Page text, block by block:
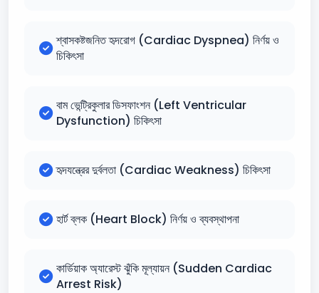
শ্বাসকষ্টজনিত হৃদরোগ (Cardiac Dyspnea) নির্ণয় ও
চিকিৎসা
বাম ভেন্ট্রিকুলার ডিসফাংশন (Left Ventricular
Dysfunction) চিকিৎসা
হৃদযন্ত্রের দুর্বলতা (Cardiac Weakness) চিকিৎসা
হার্ট ব্লক (Heart Block) নির্ণয় ও ব্যবস্থাপনা
কার্ডিয়াক অ্যারেস্ট ঝুঁকি মূল্যায়ন (Sudden Cardiac
Arrest Risk)